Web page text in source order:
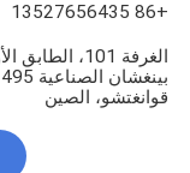
الصمام معدات
معدات اختبار
بيئيّ إختبار غرفة
+86 13527656435
قوانغتشو، الصين